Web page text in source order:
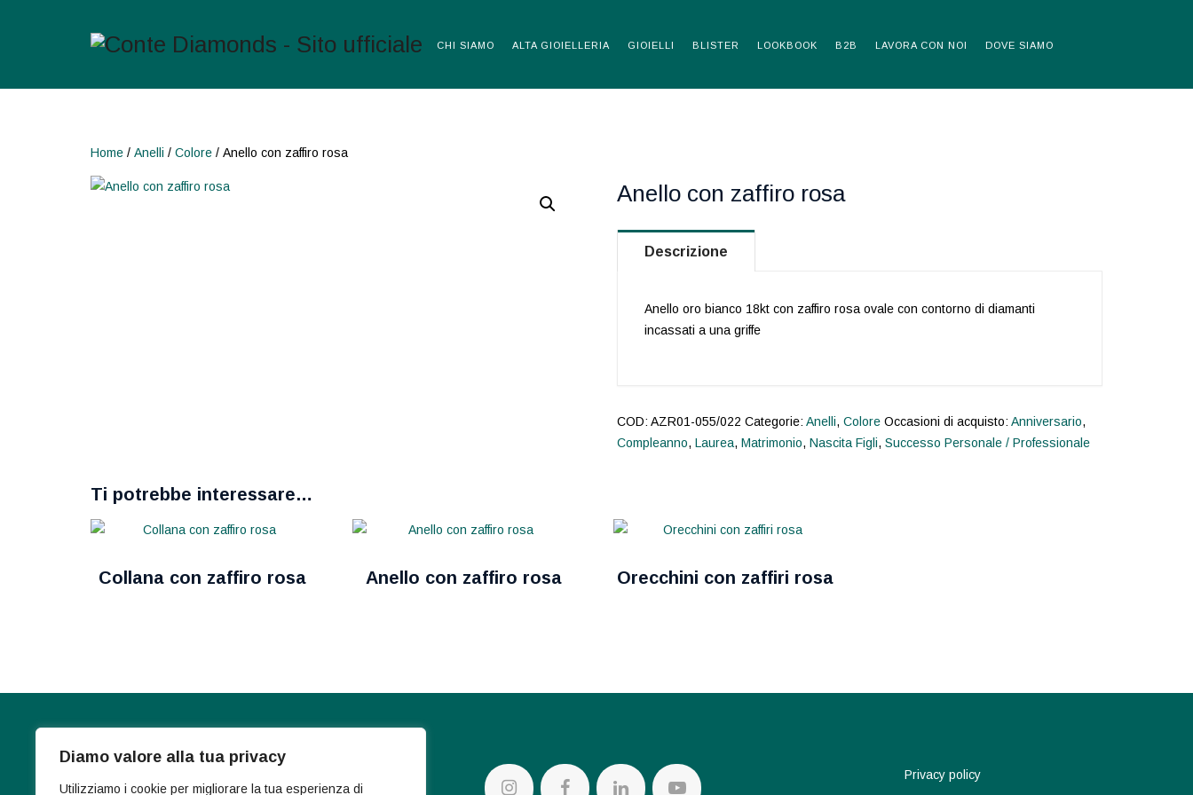
Diamo valore alla tua privacy
Utilizziamo i cookie per migliorare la tua esperienza di
CHI SIAMO ALTA GIOIELLERIA GIOIELLI BLISTER LOOKBOOK B2B LAVORA CON NOI DOVE SIAMO
Home / Anelli / Colore / Anello con zaffiro rosa
Anello con zaffiro rosa
Descrizione
Anello oro bianco 18kt con zaffiro rosa ovale con contorno di diamanti
incassati a una griffe
COD: AZR01-055/022 Categorie: Anelli, Colore Occasioni di acquisto: Anniversario,
Compleanno, Laurea, Matrimonio, Nascita Figli, Successo Personale / Professionale
Ti potrebbe interessare…
Collana con zaffiro rosa Anello con zaffiro rosa Orecchini con zaffiri rosa
Privacy policy